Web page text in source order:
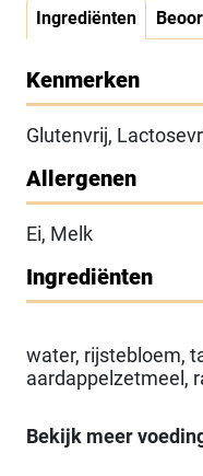
Ingrediënten
Kenmerken
Glutenvrij,
Allergenen
Ei, Melk
Ingrediënten
water, rijstebloem,
aardappelzetmeel,
bakkerszout,
Bekijk meer